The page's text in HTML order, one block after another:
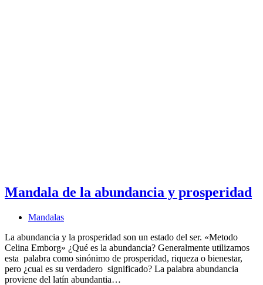
Mandala de la abundancia y prosperidad
Mandalas
La abundancia y la prosperidad son un estado del ser. «Metodo
Celina Emborg» ¿Qué es la abundancia? Generalmente utilizamos
esta palabra como sinónimo de prosperidad, riqueza o bienestar,
pero ¿cual es su verdadero significado? La palabra abundancia
proviene del latín abundantia…